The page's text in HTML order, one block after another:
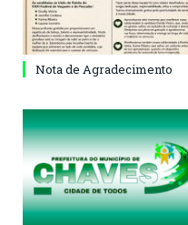
Nota de Agradecimento